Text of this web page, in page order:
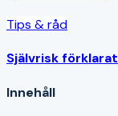
Tips & råd
Självrisk förklarat
Innehåll